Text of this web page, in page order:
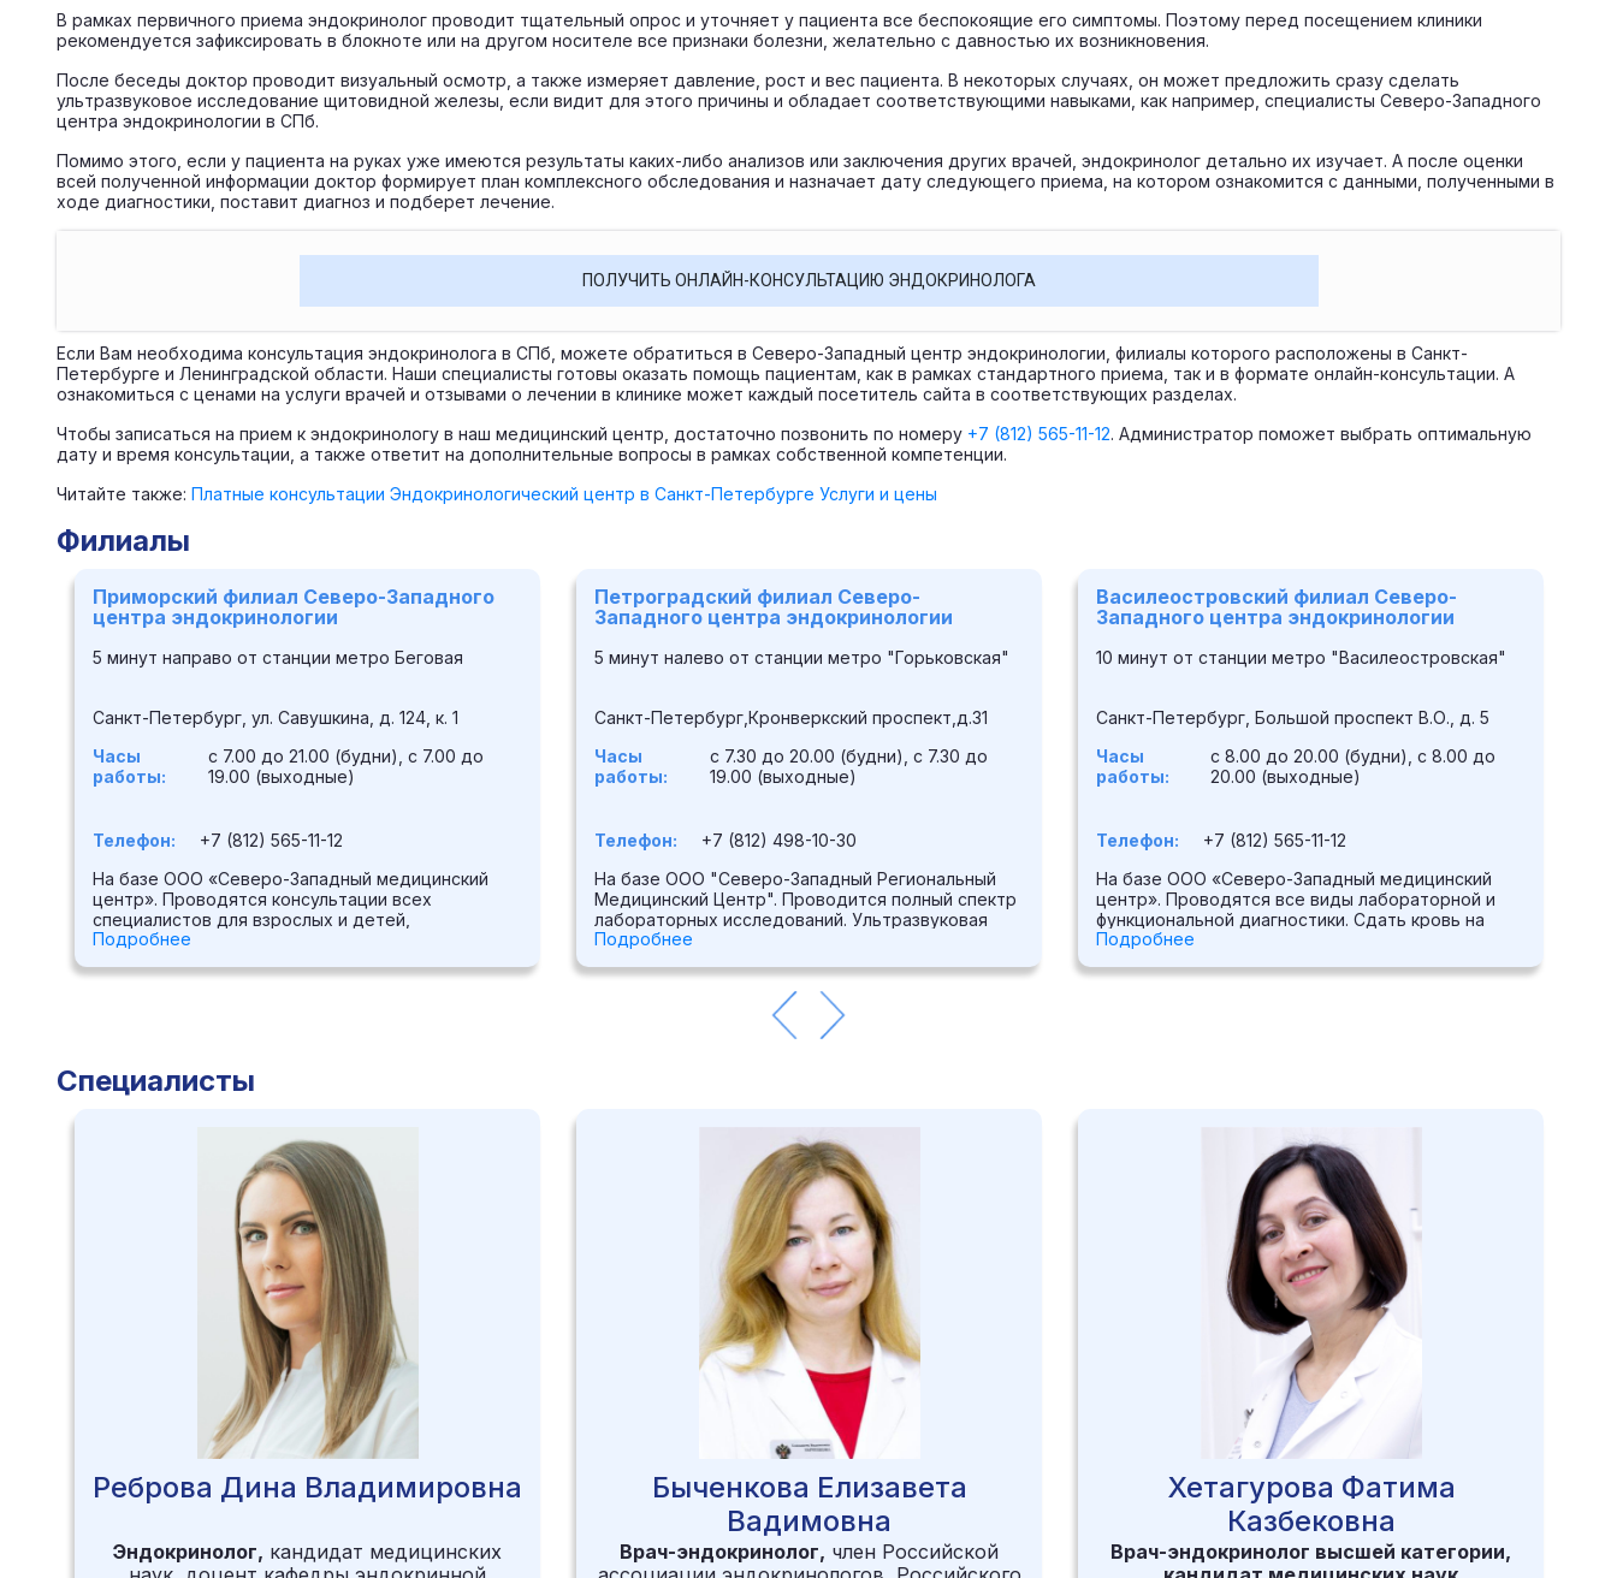
В рамках первичного приема эндокринолог проводит тщательный опрос и уточняет у пациента все беспокоящие его симптомы. Поэтому перед посещением клиники
рекомендуется зафиксировать в блокноте или на другом носителе все признаки болезни, желательно с давностью их возникновения.
После беседы доктор проводит визуальный осмотр, а также измеряет давление, рост и вес пациента. В некоторых случаях, он может предложить сразу сделать
ультразвуковое исследование щитовидной железы, если видит для этого причины и обладает соответствующими навыками, как например, специалисты Северо-Западного
центра эндокринологии в СПб.
Помимо этого, если у пациента на руках уже имеются результаты каких-либо анализов или заключения других врачей, эндокринолог детально их изучает. А после оценки
всей полученной информации доктор формирует план комплексного обследования и назначает дату следующего приема, на котором ознакомится с данными, полученными в
ходе диагностики, поставит диагноз и подберет лечение.
ПОЛУЧИТЬ ОНЛАЙН-КОНСУЛЬТАЦИЮ ЭНДОКРИНОЛОГА
Если Вам необходима консультация эндокринолога в СПб, можете обратиться в Северо-Западный центр эндокринологии, филиалы которого расположены в Санкт-
Петербурге и Ленинградской области. Наши специалисты готовы оказать помощь пациентам, как в рамках стандартного приема, так и в формате онлайн-консультации. А
ознакомиться с ценами на услуги врачей и отзывами о лечении в клинике может каждый посетитель сайта в соответствующих разделах.
Чтобы записаться на прием к эндокринологу в наш медицинский центр, достаточно позвонить по номеру +7 (812) 565-11-12. Администратор поможет выбрать оптимальную
дату и время консультации, а также ответит на дополнительные вопросы в рамках собственной компетенции.
Читайте также: Платные консультации Эндокринологический центр в Санкт-Петербурге Услуги и цены
Филиалы
Приморский филиал Северо-Западного
центра эндокринологии
5 минут направо от станции метро Беговая
Санкт-Петербург, ул. Савушкина, д. 124, к. 1
Часы
работы:
с 7.00 до 21.00 (будни), с 7.00 до
19.00 (выходные)
Телефон:
+7 (812) 565-11-12
На базе ООО «Северо-Западный медицинский
центр». Проводятся консультации всех
специалистов для взрослых и детей,
лабораторные анализы, ультразвуковая
экспертного класса, видеокольпоскопия, биопсия
Подробнее
Петроградский филиал Северо-
Западного центра эндокринологии
5 минут налево от станции метро "Горьковская"
Санкт-Петербург,Кронверкский проспект,д.31
Часы
работы:
с 7.30 до 20.00 (будни), с 7.30 до
19.00 (выходные)
Телефон:
+7 (812) 498-10-30
На базе ООО "Северо-Западный Региональный
Медицинский Центр". Проводится полный спектр
лабораторных исследований. Ультразвуковая
диагностика выполняется на аппарате высокого
функциональных исследований,
электрокардиография. В центре принимают врачи
широкого спектра специальностей: кардиолог,
эндокринолог, хирург-эндокринолог, гинеколог-
Подробнее
Василеостровский филиал Северо-
Западного центра эндокринологии
10 минут от станции метро "Василеостровская"
Санкт-Петербург, Большой проспект В.О., д. 5
Часы
работы:
с 8.00 до 20.00 (будни), с 8.00 до
20.00 (выходные)
Телефон:
+7 (812) 565-11-12
На базе ООО «Северо-Западный медицинский
центр». Проводятся все виды лабораторной и
функциональной диагностики. Сдать кровь на
анализы и выполнить ЭКГ можно сразу же, в день
специальностей: эндокринолог, хирург-
Подробнее
Специалисты
Реброва Дина Владимировна
Эндокринолог, кандидат медицинских
Быченкова Елизавета
Вадимовна
Врач-эндокринолог, член Российской
Хетагурова Фатима
Казбековна
Врач-эндокринолог высшей категории,